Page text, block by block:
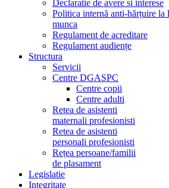
Declaratie de avere si interese
Politica internă anti-hărțuire la
munca
Regulament de acreditare
Regulament audiențe
Structura
Servicii
Centre DGASPC
Centre copii
Centre adulti
Retea de asistenti
maternali profesionisti
Retea de asistenti
personali profesionisti
Rețea persoane/familii
de plasament
Legislatie
Integritate